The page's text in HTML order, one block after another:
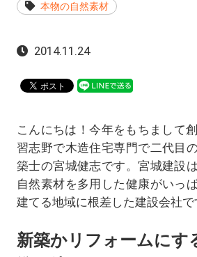
本物の自然素材
2014.11.24
こんにちは！今年をもちまして
習志野で木造住宅専門で二代目
築士の宮城健志です。宮城建設
自然素材を多用した健康がいっ
建てる地域に根差した建設会社で
新築かリフォームにす